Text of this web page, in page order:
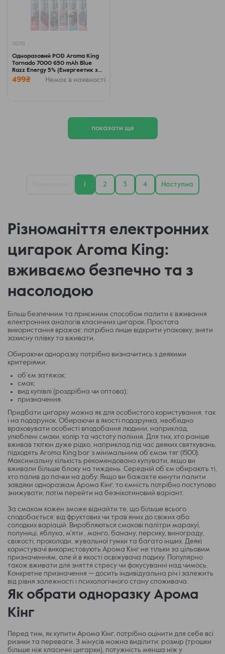
21270
Одноразовий POD Aroma King
Tornado 7000 650 mAh Blue
Razz Energy 5% (Енергеетик з
блакитною малиною)
499₴ Немає в наявності
показати ще
2 3 4 Наступна
Різноманіття електронних
цигарок Aroma King:
вживаємо безпечно та з
насолодою
Більш безпечним та приємним способом палити є вживання
електронних аналогів класичних цигарок. Простота
використання вражає: потрібно лише відкрити упаковку, зняти
захисну плівку та вживати.
Обираючи одноразку потрібно визначитись з деякими
критеріями:
об’єм затяжок;
смак;
вид купівлі (роздрібна чи оптова);
призначення.
Придбати цигарку можна як для особистого користування, так
і на подарунок. Обираючи в якості подарунка, необхідно
враховувати особисті вподобання людини, наприклад,
улюблені смаки, колір та частоту паління. Для тих, хто раніше
вживав тютюн дуже рідко, наприклад під час деяких святкувань,
підходять Aroma King bar з мінімальним об’ємом тяг (1500).
Максимальну кількість рекомендовано купувати, якщо ви
вживали більше блоку на тиждень. Середній об’єм обирають ті,
хто палив до пачки на добу. Якщо ви бажаєте кинути палити
завдяки одноразкам Арома Кінг, то ємність потрібно поступово
знижувати, потім перейти на безнікотиновий варіант.
За смаком кожен зможе віднайти те, що більше всього
сподобається: від фруктових чи трав’яних до свіжих або
солодких варіацій. Виробляються смакові палітри маракуї,
полуниці, яблука, м’яти , манго, банану, персику, винограду,
свіжості, прохолоди, жувальної гумки та багато інших. Деякі
користувачі використовують Арома Кінг не тільки за цільовим
призначенням, але й в якості освіжувача подиху. Популярно
також вживати для зняття стресу чи фокусуванні над чимось.
Конкретне призначення — досить індивідуальна річ і залежить
від рівня залежності і психологічного стану споживача.
Як обрати одноразку Арома
Кінг
Перед тим, як купити Арома Кінг, потрібно оцінити для себе всі
ризики та переваги. З мінусів можна виділити: розмір (трошки
більше ніж класичні цигарки), потужність менша ніж у